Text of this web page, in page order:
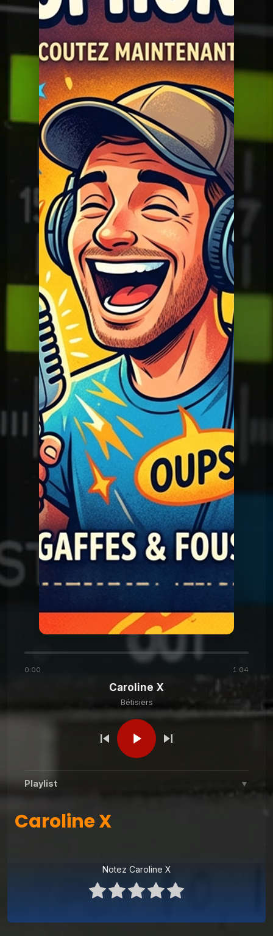
Bétisiers Bétisier 23 02 2021
Bétisiers Le bonjour de Raphaël
Bétisiers Bétisier histoire SF
Bétisiers Bétisier histoire ko lanta
Bétisiers Bétisier histoire Fort Boyard
Bétisiers Bétisier Tamp Antarctique
0:00 1:04
Caroline X
Bétisiers
Playlist ▼
Bétisiers
Bétisiers
Bétisiers
Caroline X
Notez Caroline X